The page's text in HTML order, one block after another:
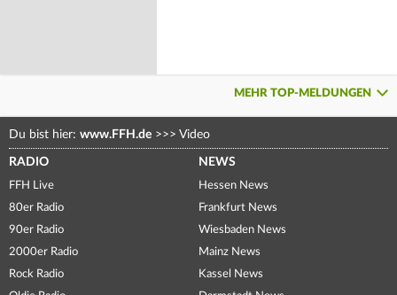
MEHR TOP-MELDUNGEN
Du bist hier: www.FFH.de >>> Video
RADIO
FFH Live
80er Radio
90er Radio
2000er Radio
Rock Radio
NEWS
Hessen News
Frankfurt News
Wiesbaden News
Mainz News
Kassel News